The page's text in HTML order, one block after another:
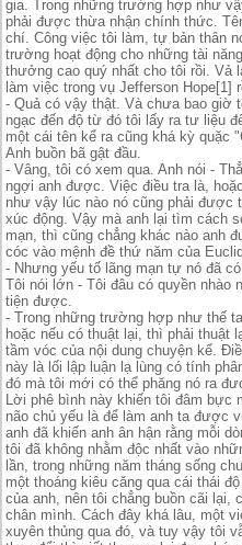
gia. Trong những trường hợp như
phải được thừa nhận chính thức.
chí. Công việc tôi làm, tự bản thân
trường hoạt động cho những tài
thưởng cao quý nhất cho tôi rồi. Vả
làm việc trong vụ Jefferson Hope[1]
- Quả có vậy thật. Và chưa bao giờ
ngạc đến độ từ đó tôi lấy ra tư liệu
một cái tên kể ra cũng khá kỳ quặc
Anh buồn bã gật đầu.
- Vâng, tôi có xem qua. Anh nói -
ngợi anh được. Việc điều tra là,
như vậy lúc nào nó cũng phải được
xúc động. Vậy mà anh lại tìm cách
mạn, thì cũng chẳng khác nào anh
cóc vào mệnh đề thứ năm của
- Nhưng yếu tố lãng mạn tự nó đã
Tôi nói lớn - Tôi đâu có quyền
tiện được.
- Trong những trường hợp như thế
hoặc nếu có thuật lại, thì phải thuật
tầm vóc của nội dung chuyện kể.
này là lối lập luận lạ lùng có tính
đó mà tôi mới có thể phăng nó ra
Lời phê bình này khiến tôi đâm bực
não chủ yếu là để làm anh ta được
anh đã khiến anh ân hận rằng mỗi
tôi đã không nhằm độc nhất vào
lần, trong những năm tháng sống
một thoáng kiêu căng qua cái thái
của anh, nên tôi chẳng buồn cãi
chân mình. Cách đây khá lâu, một
xuyên thủng qua đó, và tuy vậy tôi